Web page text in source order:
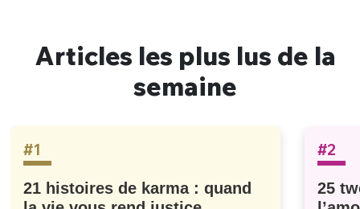
Articles les plus lus de la
semaine
#1
21 histoires de karma : quand
#2
25